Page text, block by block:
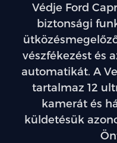
Védje Ford
biztonsági
vészfékezést és
automatikát. A
tartalmaz 12
kamerát és
küldetésük